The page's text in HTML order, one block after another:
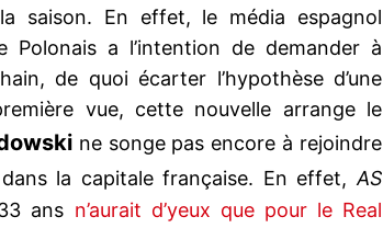
saison. En effet, le média espagnol
Polonais a l’intention de demander à
de quoi écarter l’hypothèse d’une
vue, cette nouvelle arrange le
ne songe pas encore à rejoindre
dans la capitale française. En effet,AS
ans n’aurait d’yeux que pour le Real